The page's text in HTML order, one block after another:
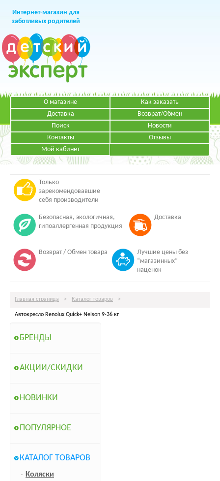
Интернет-магазин для
заботливых родителей
+7 (499)391-49-83Телефон в Москве
Режим работы:
Пн-Пт: с 09.00 до 19.00
НАПИСАТЬ ПИСЬМО
О магазине
Как заказать
Доставка
Возврат/Обмен
Поиск
Новости
Контакты
Отзывы
Мой кабинет
Только
зарекомендовавшие
себя производители
Безопасная, экологичная,
гипоаллергенная продукция
Доставка
Возврат / Обмен товара
Лучшие цены без
“магазинных”
наценок
Главная страница > Каталог товаров >
Автокресло Renolux Quick+ Nelson 9-36 кг
БРЕНДЫ
АКЦИИ/СКИДКИ
НОВИНКИ
ПОПУЛЯРНОЕ
КАТАЛОГ ТОВАРОВ
Коляски